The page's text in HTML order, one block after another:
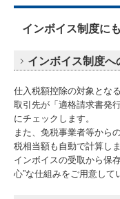
インボイス制度に
インボイス制度へ
仕入税額控除の対象とな
取引先が「適格請求書発
にチェックします。
また、免税事業者等から
税相当額も自動で計算しま
インボイスの受取から保
心”な仕組みをご用意して